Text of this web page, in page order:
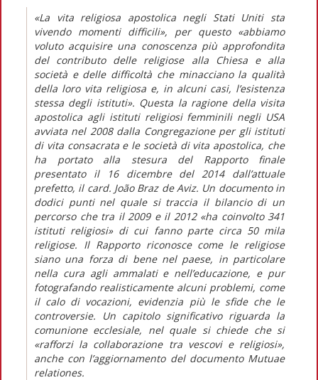
«La vita religiosa apostolica negli Stati Uniti sta
vivendo momenti difficili», per questo «abbiamo
voluto acquisire una conoscenza più approfondita
del contributo delle religiose alla Chiesa e alla
società e delle difficoltà che minacciano la qualità
della loro vita religiosa e, in alcuni casi, l’esistenza
stessa degli istituti». Questa la ragione della visita
apostolica agli istituti religiosi femminili negli USA
avviata nel 2008 dalla Congregazione per gli istituti
di vita consacrata e le società di vita apostolica, che
ha portato alla stesura del Rapporto finale
presentato il 16 dicembre del 2014 dall’attuale
prefetto, il card. João Braz de Aviz. Un documento in
dodici punti nel quale si traccia il bilancio di un
percorso che tra il 2009 e il 2012 «ha coinvolto 341
istituti religiosi» di cui fanno parte circa 50 mila
religiose. Il Rapporto riconosce come le religiose
siano una forza di bene nel paese, in particolare
nella cura agli ammalati e nell’educazione, e pur
fotografando realisticamente alcuni problemi, come
il calo di vocazioni, evidenzia più le sfide che le
controversie. Un capitolo significativo riguarda la
comunione ecclesiale, nel quale si chiede che si
«rafforzi la collaborazione tra vescovi e religiosi»,
anche con l’aggiornamento del documento Mutuae
relationes.